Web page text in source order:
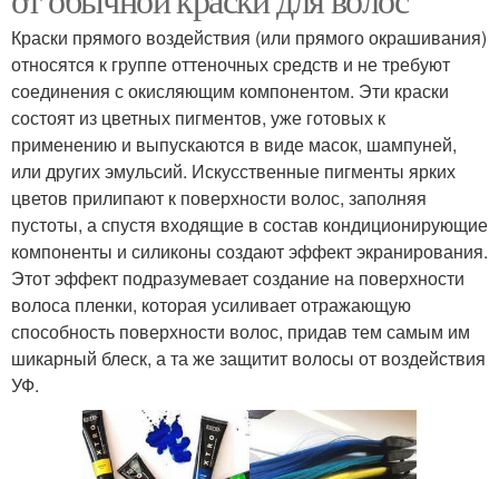
Краски прямого воздействия (или прямого окрашивания)
относятся к группе оттеночных средств и не требуют
соединения с окисляющим компонентом. Эти краски
состоят из цветных пигментов, уже готовых к
применению и выпускаются в виде масок, шампуней,
или других эмульсий. Искусственные пигменты ярких
цветов прилипают к поверхности волос, заполняя
пустоты, а спустя входящие в состав кондиционирующие
компоненты и силиконы создают эффект экранирования.
Этот эффект подразумевает создание на поверхности
волоса пленки, которая усиливает отражающую
способность поверхности волос, придав тем самым им
шикарный блеск, а та же защитит волосы от воздействия
УФ.